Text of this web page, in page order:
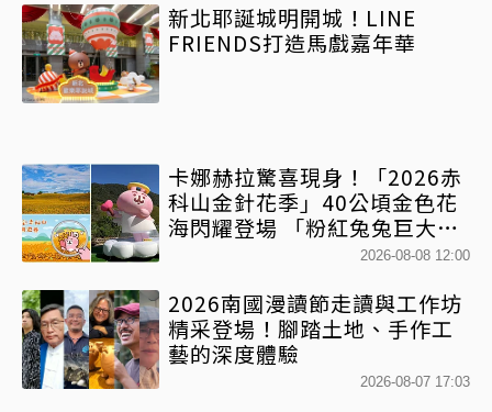
新北耶誕城明開城！LINE
FRIENDS打造馬戲嘉年華
卡娜赫拉驚喜現身！「2026赤
科山金針花季」40公頃金色花
海閃耀登場 「粉紅兔兔巨大氣
球+超狂500樂遊券」快追
2026-08-08 12:00
2026南國漫讀節走讀與工作坊
精采登場！腳踏土地、手作工
藝的深度體驗
2026-08-07 17:03